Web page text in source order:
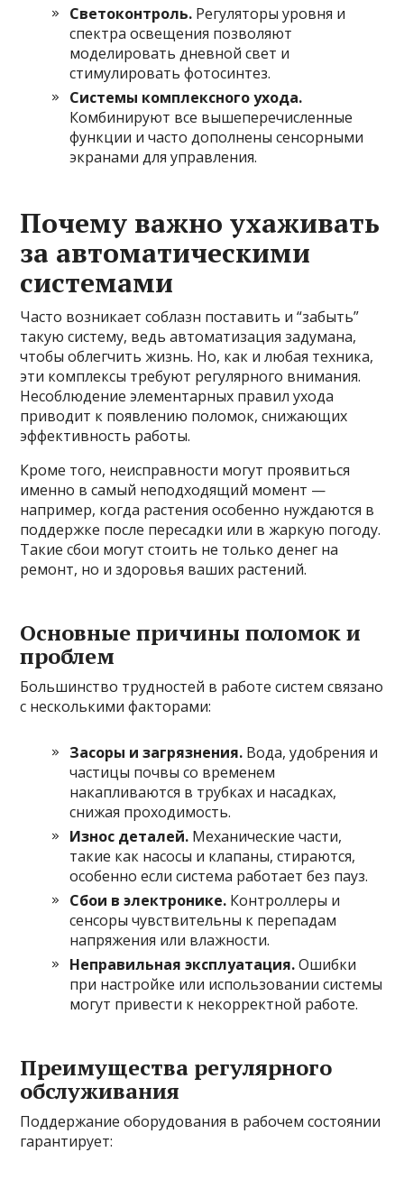
Светоконтроль. Регуляторы уровня и
спектра освещения позволяют
моделировать дневной свет и
стимулировать фотосинтез.
Системы комплексного ухода.
Комбинируют все вышеперечисленные
функции и часто дополнены сенсорными
экранами для управления.
Почему важно ухаживать
за автоматическими
системами
Часто возникает соблазн поставить и “забыть”
такую систему, ведь автоматизация задумана,
чтобы облегчить жизнь. Но, как и любая техника,
эти комплексы требуют регулярного внимания.
Несоблюдение элементарных правил ухода
приводит к появлению поломок, снижающих
эффективность работы.
Кроме того, неисправности могут проявиться
именно в самый неподходящий момент —
например, когда растения особенно нуждаются в
поддержке после пересадки или в жаркую погоду.
Такие сбои могут стоить не только денег на
ремонт, но и здоровья ваших растений.
Основные причины поломок и
проблем
Большинство трудностей в работе систем связано
с несколькими факторами:
Засоры и загрязнения. Вода, удобрения и
частицы почвы со временем
накапливаются в трубках и насадках,
снижая проходимость.
Износ деталей. Механические части,
такие как насосы и клапаны, стираются,
особенно если система работает без пауз.
Сбои в электронике. Контроллеры и
сенсоры чувствительны к перепадам
напряжения или влажности.
Неправильная эксплуатация.Ошибки
при настройке или использовании системы
могут привести к некорректной работе.
Преимущества регулярного
обслуживания
Поддержание оборудования в рабочем состоянии
гарантирует: